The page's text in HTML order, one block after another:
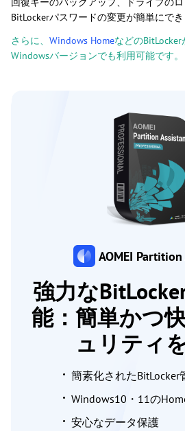
BitLockerパスワードの変更が簡単にでき
さらに、 Windows Homeなどの
Windowsバージョンでも利用可能です。
AOMEI
強力な
能：簡単かつ
ュリティ
簡素化されたBitLocker
Windows10・11の
安心なデータ保護